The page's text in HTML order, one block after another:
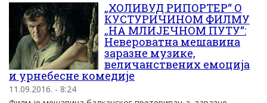
„ХОЛИВУД РИПОРТЕР“ О
КУСТУРИЧИНОМ ФИЛМУ
„НА МЛИЈЕЧНОМ ПУТУ“:
Невероватна мешавина
заразне музике,
величанствених емоција
и урнебесне комедије
11.09.2016. - 8:24